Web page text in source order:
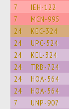
7 IEH-122
7 MCN-995
24 KEC-324
24 UPC-524
24 KEL-324
24 TRB-724
24 HOA-564
24 HOA-564
7 UNP-907